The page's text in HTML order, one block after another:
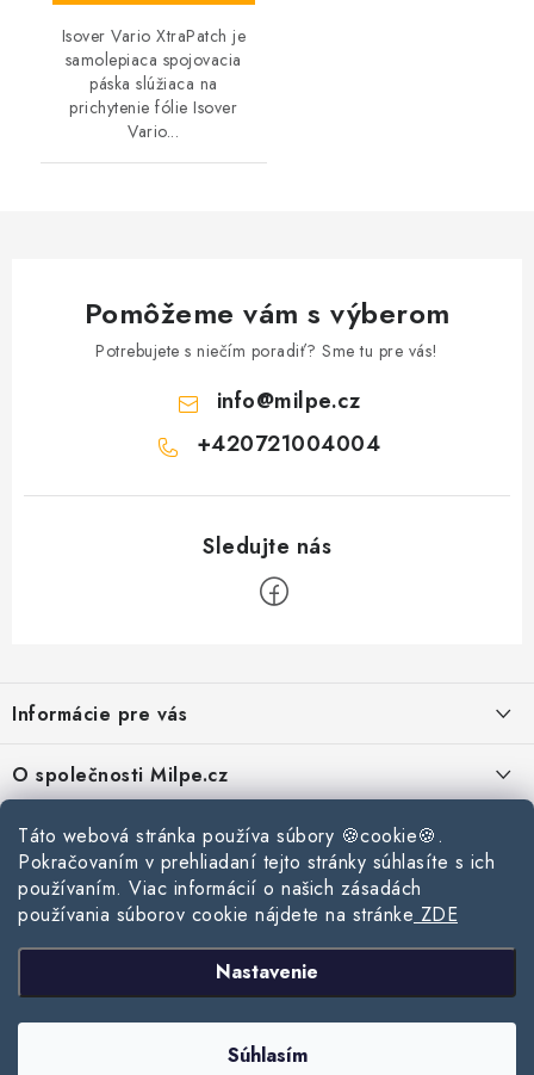
Táto webová stránka používa súbory 🍪cookie🍪.
Pokračovaním v prehliadaní tejto stránky súhlasíte s ich
používaním. Viac informácií o našich zásadách
používania súborov cookie nájdete na stránke ZDE
Nastavenie
Súhlasím
Isover Vario XtraPatch je
samolepiaca spojovacia
páska slúžiaca na
prichytenie fólie Isover
Vario...
Pomôžeme vám s výberom
Potrebujete s niečím poradiť? Sme tu pre vás!
info@milpe.cz
+420721004004
p
ä
t
Informácie pre vás
Zásady používania súborov cookie
Podmínky ochrany osobních údajů
Obchodní podmínky
O společnosti Milpe.cz
O spoločnosti Milpe
Kontakty
Kontaktné informácie
Stavebný blog
Ako vybrať správnu difúznu fóliu pre strechu?
Žalúzie do spálne: Ako vybrať ideálne tienenie pre pokojný spánok?
Ako vybrať strešné okno do zimy?
Prijímame online platby
Copyright 2026www.milpe.sk. Všetky práva vyhradené.Upraviť nastavenie
cookies